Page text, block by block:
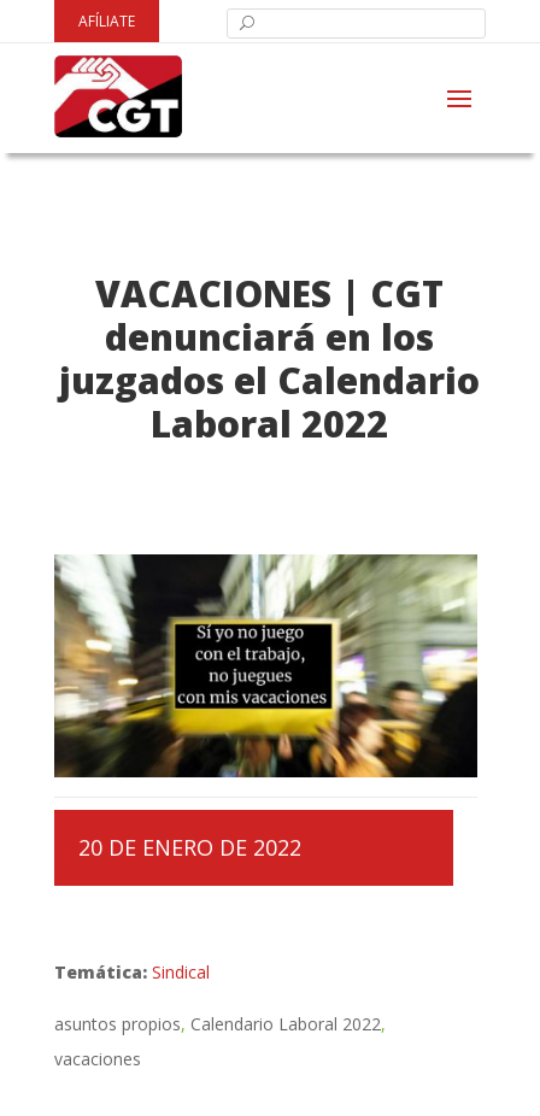
AFÍLIATE
VACACIONES | CGT
denunciará en los
juzgados el Calendario
Laboral 2022
20 DE ENERO DE 2022
Temática: Sindical
asuntos propios Calendario Laboral 2022
vacaciones